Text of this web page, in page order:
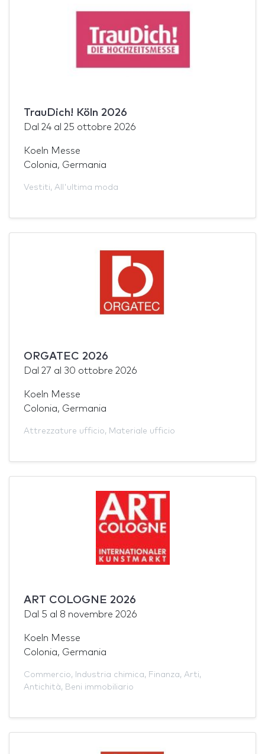
TrauDich! Köln 2026
Dal 24 al 25 ottobre 2026
Koeln Messe
Colonia, Germania
Vestiti, All'ultima moda
ORGATEC 2026
Dal 27 al 30 ottobre 2026
Koeln Messe
Colonia, Germania
Attrezzature ufficio, Materiale ufficio
ART COLOGNE 2026
Dal 5 al 8 novembre 2026
Koeln Messe
Colonia, Germania
Commercio, Industria chimica, Finanza, Arti,
Antichità, Beni immobiliario